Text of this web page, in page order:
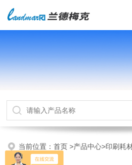
当前位置：首页>产品中心>印刷耗
镜